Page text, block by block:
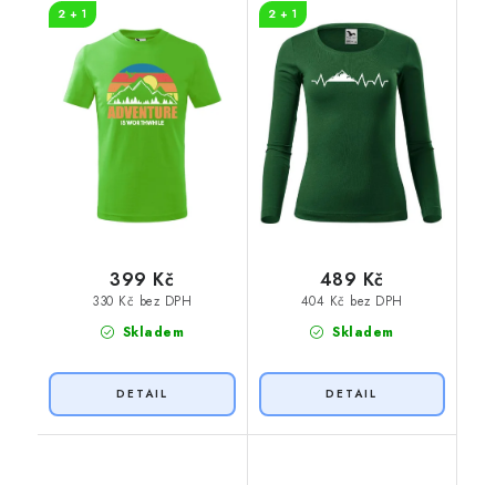
2 + 1
Skladem
330 Kč bez DPH
399 Kč
2 + 1
Skladem
404 Kč bez DPH
489 Kč